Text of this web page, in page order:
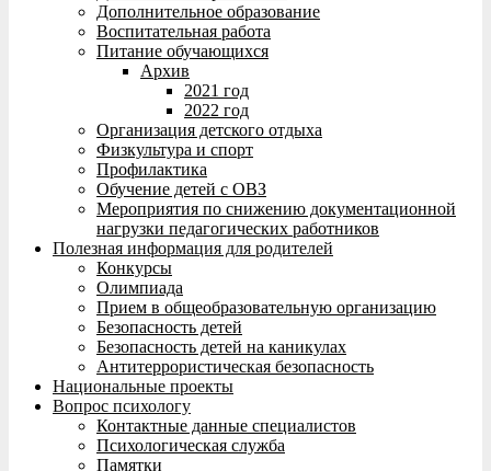
Дополнительное образование
Воспитательная работа
Питание обучающихся
Архив
2021 год
2022 год
Организация детского отдыха
Физкультура и спорт
Профилактика
Обучение детей с ОВЗ
Мероприятия по снижению документационной
нагрузки педагогических работников
Полезная информация для родителей
Конкурсы
Олимпиада
Прием в общеобразовательную организацию
Безопасность детей
Безопасность детей на каникулах
Антитеррористическая безопасность
Национальные проекты
Вопрос психологу
Контактные данные специалистов
Психологическая служба
Памятки